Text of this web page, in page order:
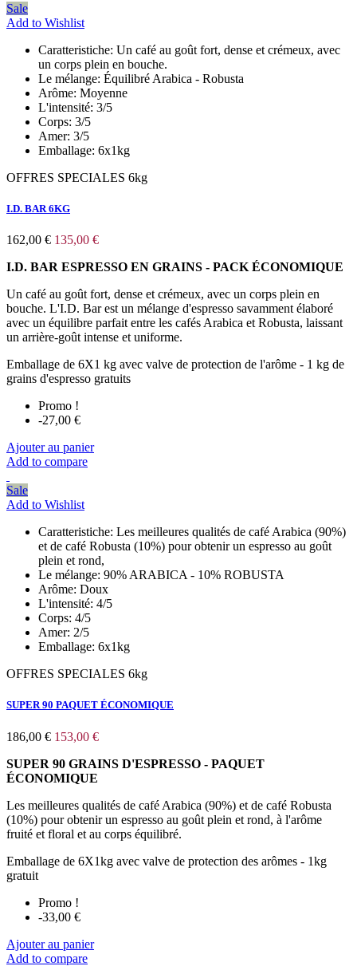
Sale
Add to Wishlist
Caratteristiche: Un café au goût fort, dense et crémeux, avec
un corps plein en bouche.
Le mélange: Équilibré Arabica - Robusta
Arôme: Moyenne
L'intensité: 3/5
Corps: 3/5
Amer: 3/5
Emballage: 6x1kg
OFFRES SPECIALES 6kg
I.D. BAR 6KG
162,00 € 135,00 €
I.D. BAR ESPRESSO EN GRAINS - PACK ÉCONOMIQUE
Un café au goût fort, dense et crémeux, avec un corps plein en
bouche. L'I.D. Bar est un mélange d'espresso savamment élaboré
avec un équilibre parfait entre les cafés Arabica et Robusta, laissant
un arrière-goût intense et uniforme.
Emballage de 6X1 kg avec valve de protection de l'arôme - 1 kg de
grains d'espresso gratuits
Promo !
-27,00 €
Ajouter au panier
Add to compare
Sale
Add to Wishlist
Caratteristiche: Les meilleures qualités de café Arabica (90%)
et de café Robusta (10%) pour obtenir un espresso au goût
plein et rond,
Le mélange: 90% ARABICA - 10% ROBUSTA
Arôme: Doux
L'intensité: 4/5
Corps: 4/5
Amer: 2/5
Emballage: 6x1kg
OFFRES SPECIALES 6kg
SUPER 90 PAQUET ÉCONOMIQUE
186,00 € 153,00 €
SUPER 90 GRAINS D'ESPRESSO - PAQUET
ÉCONOMIQUE
Les meilleures qualités de café Arabica (90%) et de café Robusta
(10%) pour obtenir un espresso au goût plein et rond, à l'arôme
fruité et floral et au corps équilibré.
Emballage de 6X1kg avec valve de protection des arômes - 1kg
gratuit
Promo !
-33,00 €
Ajouter au panier
Add to compare